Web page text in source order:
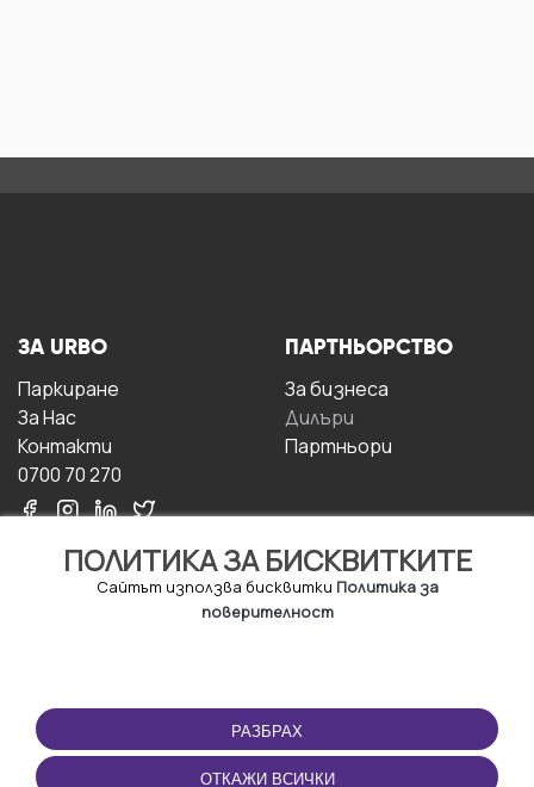
ПОЛИТИКА ЗА БИСКВИТКИТЕ
Сайтът използва бисквитки Политика за
поверителност
РАЗБРАХ
ОТКАЖИ ВСИЧКИ
ЗА URBO
Паркиране
За Hас
Контакти
0700 70 270
ПАРТНЬОРСТВО
За бизнесa
Дилъри
Партньори
ПОЛЗВАНЕ
Правила и условия за
ползване
ПРИЛОЖЕНИЕТО